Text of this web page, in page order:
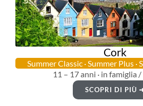
Cork
Summer Classic · Summer Plus ·
11 – 17 anni · in famiglia
SCOPRI DI PIÙ